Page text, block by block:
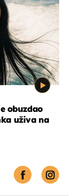
obuzdao
uživa na